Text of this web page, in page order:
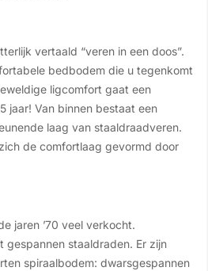
vertaald “veren in een doos”.
bedbodem die u tegenkomt
ligcomfort gaat een
jaar! Van binnen bestaat een
laag van staaldraadveren.
de comfortlaag gevormd door
jaren ’70 veel verkocht.
gespannen staaldraden. Er zijn
spiraalbodem: dwarsgespannen